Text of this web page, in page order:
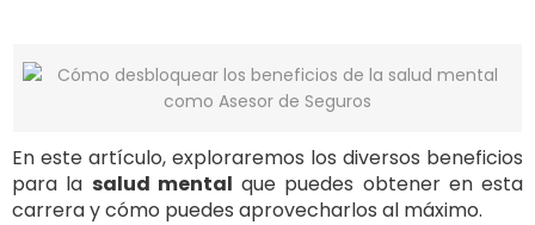
En este artículo, exploraremos los diversos beneficios
para la salud mental que puedes obtener en esta
carrera y cómo puedes aprovecharlos al máximo.